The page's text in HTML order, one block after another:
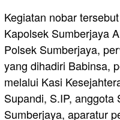
Kegiatan nobar
Kapolsek Sumberjaya
Polsek Sumberjaya,
yang dihadiri Babinsa,
melalui Kasi
Supandi, S.IP, anggota
Sumberjaya, aparatur